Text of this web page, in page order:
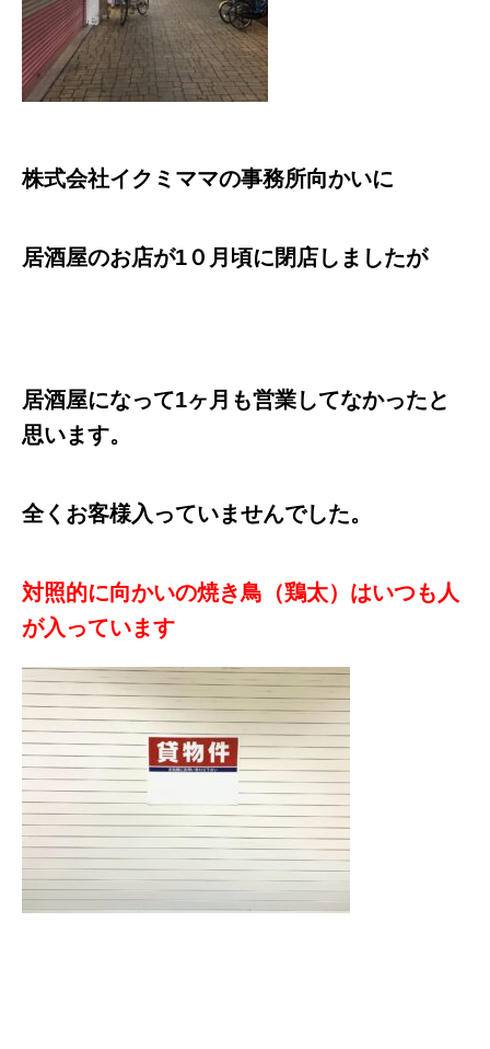
株式会社イクミママの事務所向かいに
居酒屋のお店が1０月頃に閉店しましたが
居酒屋になって1ヶ月も営業してなかったと
思います。
全くお客様入っていませんでした。
対照的に向かいの焼き鳥（鶏太）はいつも人
が入っています